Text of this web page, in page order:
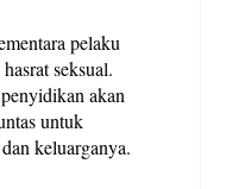
pelaku
seksual.
akan
untuk
keluarganya.